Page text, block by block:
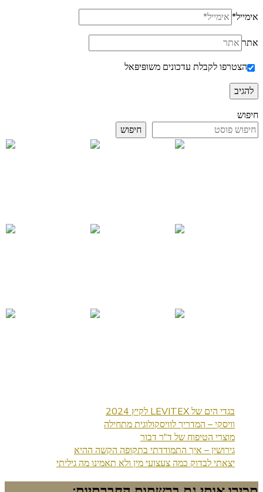
אימייל*
אתר
הצטרפו לקבלת עדכונים משופּיפּאל
חיפוש
חיפוש
בגדי הים של LEVITEX לקיץ 2024
וויסקי – המדריך לוויסקולוגית מתחילה
מוצרי הטיפוח של ד"ר דבור
גירושין – איך התמודדתי בתקופה הקשה ההיא
יצאתי לבדוק כמה צעצועי מין ולא תאמינו מה גיליתי